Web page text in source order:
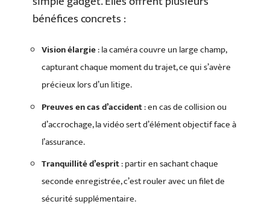
bénéfices concrets :
Vision élargie: la caméra couvre un large champ,
capturant chaque moment du trajet, ce qui s’avère
précieux lors d’un litige.
Preuves en cas d’accident: en cas de collision ou
d’accrochage, la vidéo sert d’élément objectif face à
l’assurance.
Tranquillité d’esprit: partir en sachant chaque
seconde enregistrée, c’est rouler avec un filet de
sécurité supplémentaire.